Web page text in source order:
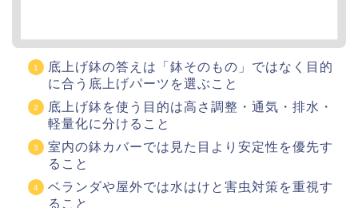
底上げ鉢の答えは「鉢そのもの」ではなく目的
に合う底上げパーツを選ぶこと
底上げ鉢を使う目的は高さ調整・通気・排水・
軽量化に分けること
室内の鉢カバーでは見た目より安定性を優先す
ること
ベランダや屋外では水はけと害虫対策を重視す
ること